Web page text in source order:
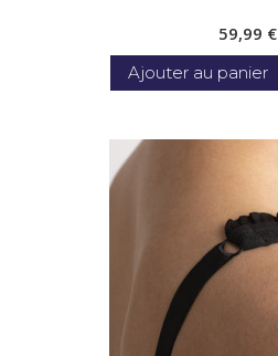
59,99 €
Ajouter au panier